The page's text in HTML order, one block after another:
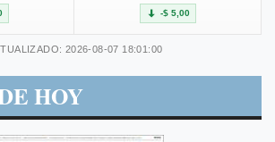
-$ 5,00
2026-08-07 18:01:00
HOY